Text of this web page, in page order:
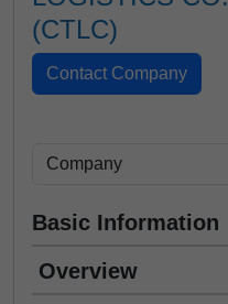
(CTLC)
Basic Information
Overview